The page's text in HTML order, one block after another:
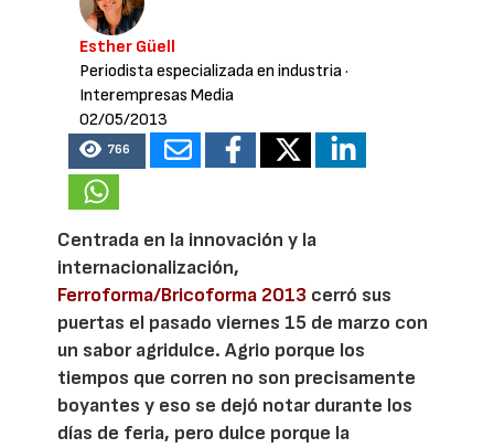
Esther Güell
Periodista especializada en industria·
Interempresas Media
02/05/2013
766
Centrada en la innovación y la
internacionalización,
Ferroforma/Bricoforma 2013 cerró sus
puertas el pasado viernes 15 de marzo con
un sabor agridulce. Agrio porque los
tiempos que corren no son precisamente
boyantes y eso se dejó notar durante los
días de feria, pero dulce porque la